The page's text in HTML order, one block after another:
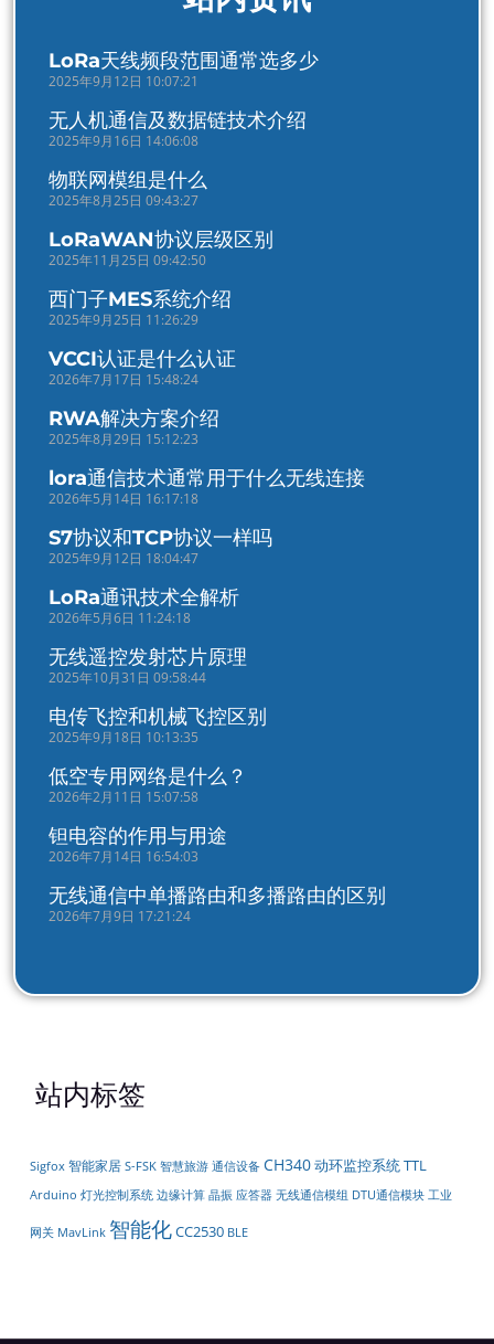
LoRa天线频段范围通常选多少
2025年9月12日 10:07:21
无人机通信及数据链技术介绍
2025年9月16日 14:06:08
物联网模组是什么
2025年8月25日 09:43:27
LoRaWAN协议层级区别
2025年11月25日 09:42:50
西门子MES系统介绍
2025年9月25日 11:26:29
VCCI认证是什么认证
2026年7月17日 15:48:24
RWA解决方案介绍
2025年8月29日 15:12:23
lora通信技术通常用于什么无线连接
2026年5月14日 16:17:18
S7协议和TCP协议一样吗
2025年9月12日 18:04:47
LoRa通讯技术全解析
2026年5月6日 11:24:18
无线遥控发射芯片原理
2025年10月31日 09:58:44
电传飞控和机械飞控区别
2025年9月18日 10:13:35
低空专用网络是什么？
2026年2月11日 15:07:58
钽电容的作用与用途
2026年7月14日 16:54:03
无线通信中单播路由和多播路由的区别
2026年7月9日 17:21:24
站内标签
Sigfox 智能家居 S-FSK 智慧旅游 通信设备 CH340动环监控系统TTL
Arduino 灯光控制系统 边缘计算 晶振 应答器 无线通信模组 DTU通信模块 工业
网关 MavLink 智能化CC2530 BLE